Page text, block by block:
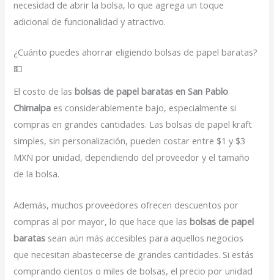
necesidad de abrir la bolsa, lo que agrega un toque
adicional de funcionalidad y atractivo.
¿Cuánto puedes ahorrar eligiendo bolsas de papel baratas?
💵
El costo de lasbolsas de papel baratas en San Pablo
Chimalpa es considerablemente bajo, especialmente si
compras en grandes cantidades. Las bolsas de papel kraft
simples, sin personalización, pueden costar entre $1 y $3
MXN por unidad, dependiendo del proveedor y el tamaño
de la bolsa.
Además, muchos proveedores ofrecen descuentos por
compras al por mayor, lo que hace que lasbolsas de papel
baratas sean aún más accesibles para aquellos negocios
que necesitan abastecerse de grandes cantidades. Si estás
comprando cientos o miles de bolsas, el precio por unidad